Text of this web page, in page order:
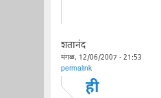
शतानंद
मंगळ, 12/06/2007 - 21:53
permalink
ही